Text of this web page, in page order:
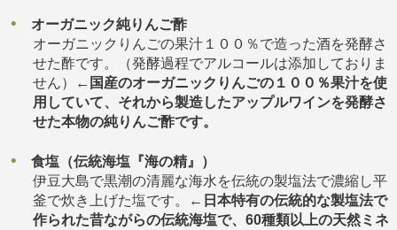
オーガニック純りんご酢
オーガニックりんごの果汁１００％で造った酒を発酵さ
せた酢です。（発酵過程でアルコールは添加しておりま
せん）← 国産のオーガニックりんごの１００％果汁を使
用していて、それから製造したアップルワインを発酵さ
せた本物の純りんご酢です。
食塩（伝統海塩『海の精』）
伊豆大島で黒潮の清麗な海水を伝統の製塩法で濃縮し平
釜で炊き上げた塩です。← 日本特有の伝統的な製塩法で
作られた昔ながらの伝統海塩で、60種類以上の天然ミネ